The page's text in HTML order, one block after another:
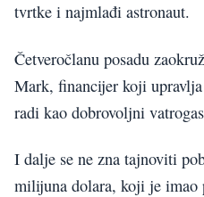
tvrtke i najmlađi astronaut.
Četveročlanu posadu
Mark, financijer koji
radi kao dobrovoljni
I dalje se ne zna tajnoviti
milijuna dolara, koji je imao